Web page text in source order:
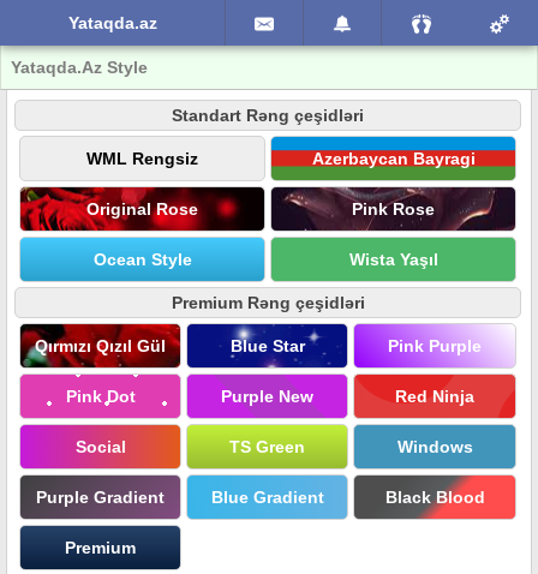
Yataqda.az
Yataqda.Az Style
Standart Rəng çeşidləri
WML Rengsiz Azerbaycan Bayragi
Original Rose Pink Rose
Ocean Style Wista Yaşıl
Premium Rəng çeşidləri
Qırmızı Qızıl Gül Blue Star Pink Purple
Pink Dot Purple New Red Ninja
Social TS Green Windows
Purple Gradient Blue Gradient Black Blood
Premium